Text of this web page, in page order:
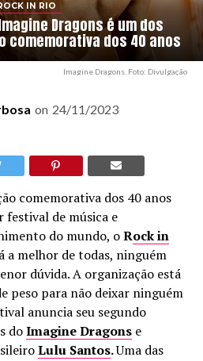
IN RIO
Dragons é um dos
comemorativa dos 40 anos
Imagine Dragons. Foto: Divulgação
on 24/11/2023
comemorativa dos 40 anos
festival de música e
do mundo, oRock in
a melhor de todas, ninguém
dúvida. A organização está
peso para não deixar ninguém
anuncia seu segundo
doImagine Dragons e
Lulu Santos.Uma das